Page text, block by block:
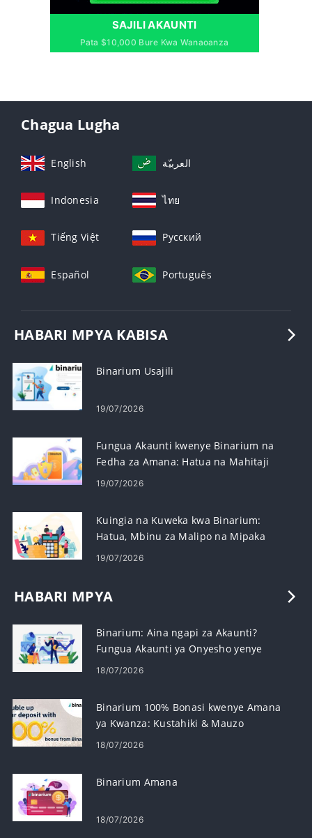
SAJILI AKAUNTI
Pata $10,000 Bure Kwa Wanaoanza
Chagua Lugha
English العربيّة
Indonesia ไทย
Tiếng Việt Русский
Español Português
HABARI MPYA KABISA
Binarium Usajili
19/07/2026
Fungua Akaunti kwenye Binarium na
Fedha za Amana: Hatua na Mahitaji
19/07/2026
Kuingia na Kuweka kwa Binarium:
Hatua, Mbinu za Malipo na Mipaka
19/07/2026
HABARI MPYA
Binarium: Aina ngapi za Akaunti?
Fungua Akaunti ya Onyesho yenye
$10,000
18/07/2026
Binarium 100% Bonasi kwenye Amana
ya Kwanza: Kustahiki & Mauzo
18/07/2026
Binarium Amana
18/07/2026